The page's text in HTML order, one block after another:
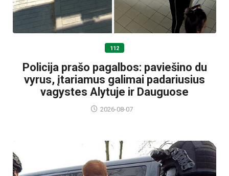
112
Policija prašo pagalbos: paviešino du
vyrus, įtariamus galimai padariusius
vagystes Alytuje ir Dauguose
2026-08-07